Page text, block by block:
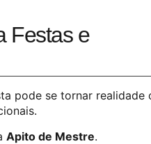
Festas e
pode se tornar realidade
Apito de Mestre.